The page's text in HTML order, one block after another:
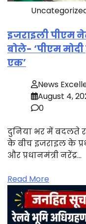
इजराइली पीएम
बोले- ‘पीएम
एक’
News
August 4,
0
दुनिया भर में बदलते
के बीच इजराइल के
और प्रधानमंत्री नरेंद्र…
Read More